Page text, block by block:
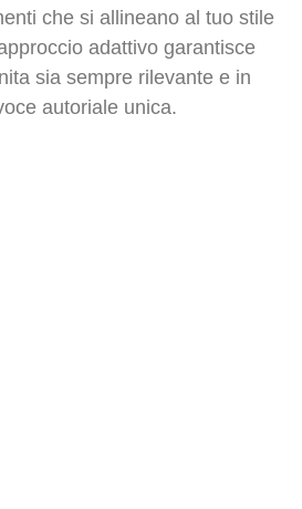
che si allineano al tuo stile
adattivo garantisce
sia sempre rilevante e in
autoriale unica.